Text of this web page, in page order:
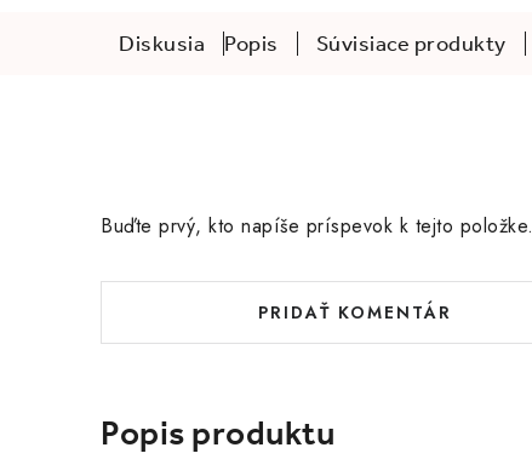
Popis
Diskusia Súvisiace produkty
Popis produktu
Buďte prvý, kto napíše príspevok k tejto položke.
PRIDAŤ KOMENTÁR